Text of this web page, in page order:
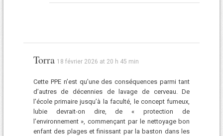
Torra 18 février 2026 at 20 h 45 min
Cette PPE n’est qu’une des conséquences parmi tant
d’autres de décennies de lavage de cerveau. De
l’école primaire jusqu’à la faculté, le concept fumeux,
lubie devrait-on dire, de « protection de
l’environnement », commençant par le nettoyage bon
enfant des plages et finissant par la baston dans les